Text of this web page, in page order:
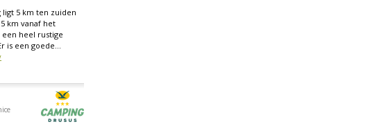
ligt 5 km ten zuiden
km vanaf het
heel rustige
is een goede...